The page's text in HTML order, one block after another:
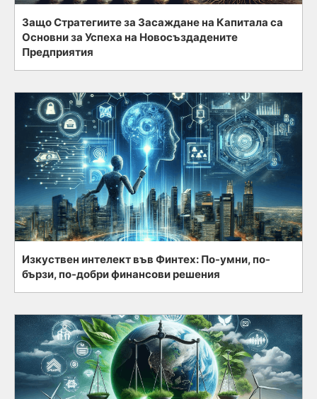
Защо Стратегиите за Засаждане на Капитала са
Основни за Успеха на Новосъздадените
Предприятия
Изкуствен интелект във Финтех: По-умни, по-
бързи, по-добри финансови решения